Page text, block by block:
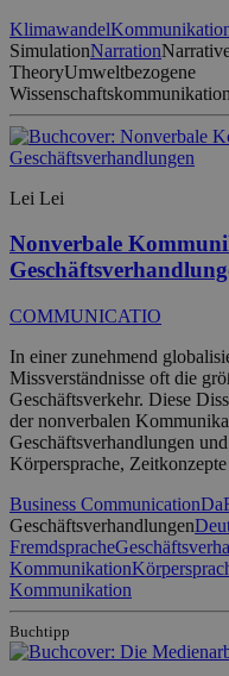
Klimawandel
SimulationNarration
TheoryUmweltbezogene
Wissenschaftskommunikation
Lei Lei
Nonverbale
COMMUNICATIO
In einer zunehmend
Missverständnisse oft die
Geschäftsverkehr. Diese
der nonverbalen
Geschäftsverhandlungen
Körpersprache,
Business Communication
Geschäftsverhandlungen
Fremdsprache
Kommunikation
Kommunikation
Buchtipp